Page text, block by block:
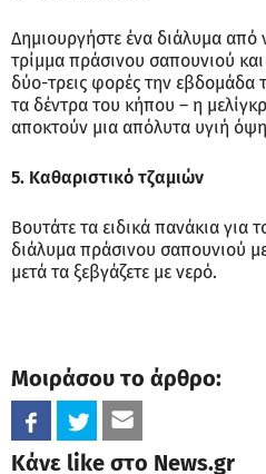
Δημιουργήστε ένα διάλυμα από
τρίμμα πράσινου σαπουνιού
δύο-τρεις φορές την εβδομάδα
τα δέντρα του κήπου – η
αποκτούν μια απόλυτα υγιή
5. Καθαριστικό τζαμιών
Βουτάτε τα ειδικά πανάκια για
διάλυμα πράσινου σαπουνιού
μετά τα ξεβγάζετε με νερό.
Μοιράσου το άρθρο:
Κάνε like στο News.gr